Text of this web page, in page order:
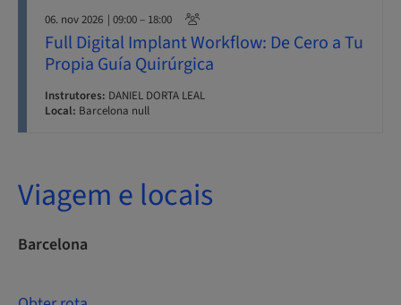
06. nov 2026 | 09:00 – 18:00
Full Digital Implant Workflow: De Cero a Tu
Propia Guía Quirúrgica
Instrutores: DANIEL DORTA LEAL
Local: Barcelona null
Viagem e locais
Barcelona